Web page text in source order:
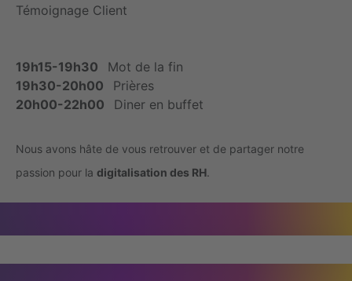
Témoignage Client
19h15-19h30 Mot de la fin
19h30-20h00 Prières
20h00-22h00 Diner en buffet
Nous avons hâte de vous retrouver et de partager notre
passion pour la digitalisation des RH.